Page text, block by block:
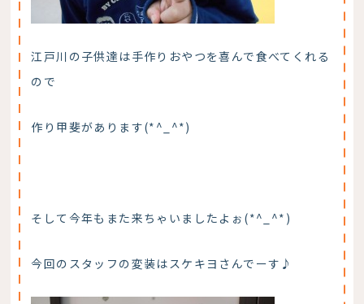
江戸川の子供達は手作りおやつを喜んで食べてくれる
ので
作り甲斐があります(*^_^*)
そして今年もまた来ちゃいましたよぉ(*^_^*)
今回のスタッフの変装はスケキヨさんでーす♪